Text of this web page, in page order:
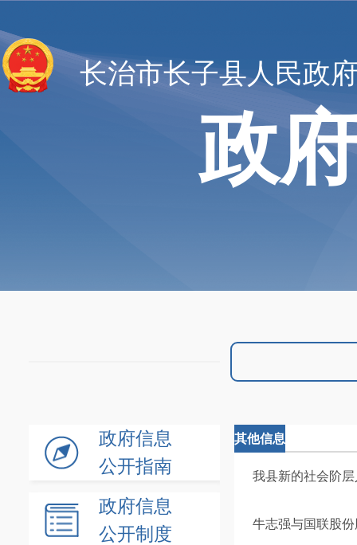
长治市长子县人民政
政
政府信息
公开指南
政府信息
公开制度
其他信息
我县新的社会阶
牛志强与国联股